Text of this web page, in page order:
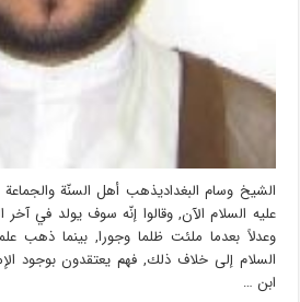
الشيخ وسام البغداديذهب أهل السنّة
عليه السلام الآن, وقالوا إنّه سوف يولد في
وعدلاً بعدما ملئت ظلما وجورا, بينما ذهب
السلام إلى خلاف ذلك, فهم يعتقدون بوجود
ابن …